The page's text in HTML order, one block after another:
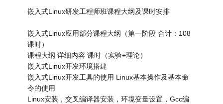
嵌入式Linux研发工程师班课程大纲及课时安排
嵌入式Linux应用部分课程大纲（第一阶段 合计：108
课时）
课程大纲 详细内容 课时（实验+理论）
嵌入式Linux开发环境搭建
嵌入式Linux开发工具的使用 Linux基本操作及基本命
令的使用
Linux安装，交叉编译器安装，环境变量设置，Gcc编